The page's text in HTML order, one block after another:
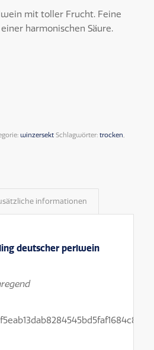
mit toller Frucht. Feine
harmonischen Säure.
winzersekt Schlagwörter: trocken,
informationen
deutscher perlwein